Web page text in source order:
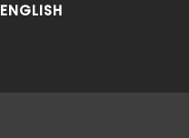
ENGLISH